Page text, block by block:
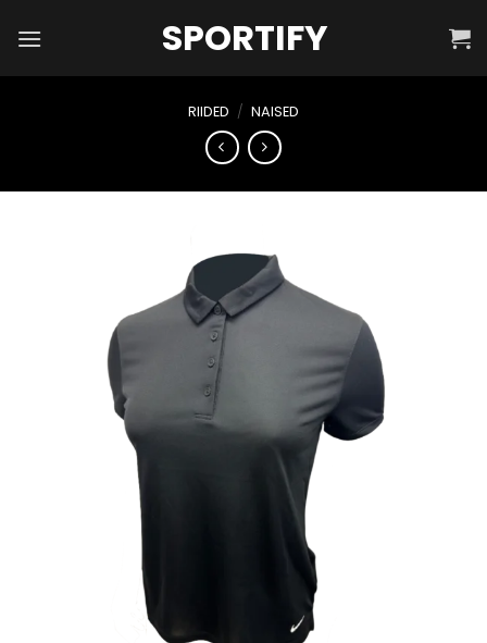
SPORTIFY
RIIDED / NAISED